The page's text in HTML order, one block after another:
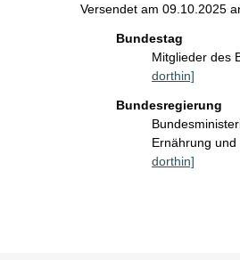
Versendet am 09.10.2025
Bundestag
Mitglieder des
dorthin]
Bundesregierung
Ernährung und
dorthin]